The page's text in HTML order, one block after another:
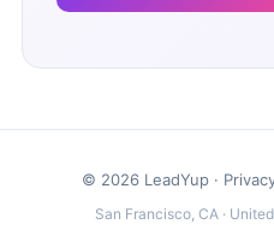
© 2026 LeadYup ·
San Francisco, CA ·